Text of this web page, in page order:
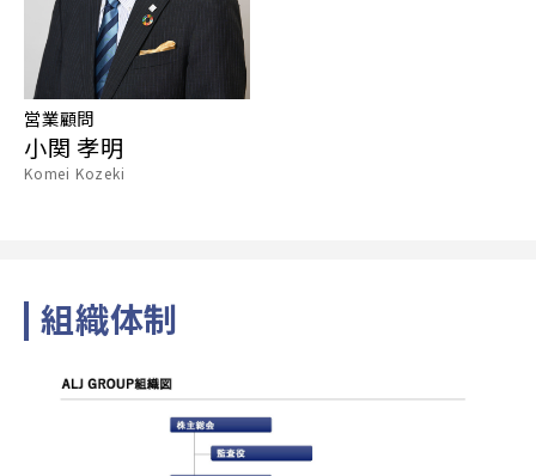
営業顧問
小関 孝明
Komei Kozeki
組織体制